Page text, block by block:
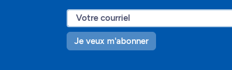
Je veux m'abonner